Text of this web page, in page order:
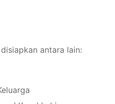
antara lain: